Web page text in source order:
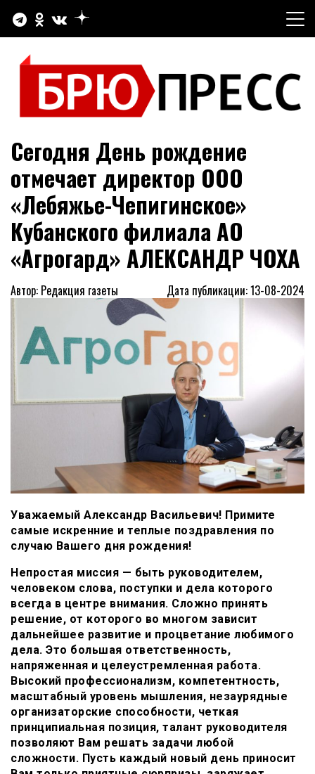
содержимому
БРЮПРЕСС
Официальный сайт газеты "Брюховецкие новости"
Сегодня День рождение
отмечает директор ООО
«Лебяжье-Чепигинское»
Кубанского филиала АО
«Агрогард» АЛЕКСАНДР ЧОХА
Автор: Редакция газеты Дата публикации: 13-08-2024
Уважаемый Александр Васильевич! Примите
самые искренние и теплые поздравления по
случаю Вашего дня рождения!
Непростая миссия — быть руководителем,
человеком слова, поступки и дела которого
всегда в центре внимания. Сложно принять
решение, от которого во многом зависит
дальнейшее развитие и процветание любимого
дела. Это большая ответственность,
напряженная и целеустремленная работа.
Высокий профессионализм, компетентность,
масштабный уровень мышления, незаурядные
организаторские способности, четкая
принципиальная позиция, талант руководителя
позволяют Вам решать задачи любой
сложности. Пусть каждый новый день приносит